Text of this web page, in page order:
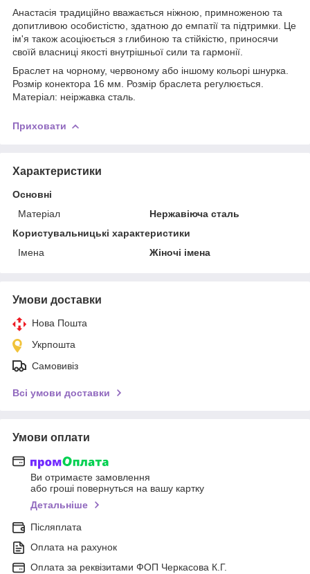
Анастасія традиційно вважається ніжною, примноженою та
допитливою особистістю, здатною до емпатії та підтримки. Це
ім'я також асоціюється з глибиною та стійкістю, приносячи
своїй власниці якості внутрішньої сили та гармонії.
Браслет на чорному, червоному або іншому кольорі шнурка.
Розмір конектора 16 мм. Розмір браслета регулюється.
Матеріал: неіржавка сталь.
Приховати
Характеристики
Основні
Матеріал
Нержавіюча сталь
Користувальницькі характеристики
Імена
Жіночі імена
Умови доставки
Нова Пошта
Укрпошта
Самовивіз
Всі умови доставки
Умови оплати
Ви отримаєте замовлення
або гроші повернуться на вашу картку
Детальніше
Післяплата
Оплата на рахунок
Оплата за реквізитами ФОП Черкасова К.Г.